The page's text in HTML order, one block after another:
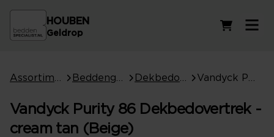
HOUBEN
Geldrop
Vandyck Purity 86 Dekbedovertrek -
cream tan (Beige)